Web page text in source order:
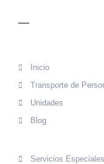
Inicio
Transporte de
Unidades
Blog
Servicios Especiales